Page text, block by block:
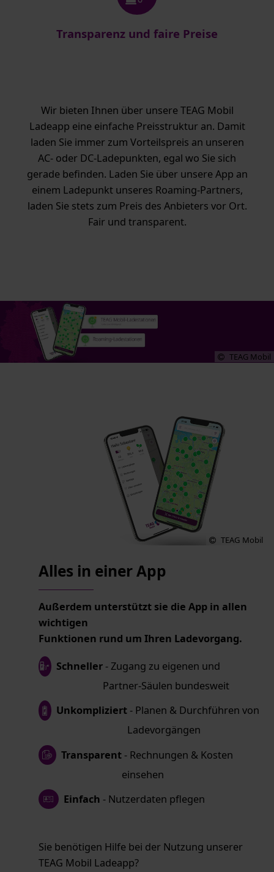
Transparenz und faire Preise
Wir bieten Ihnen über unsere TEAG Mobil
Ladeapp eine einfache Preisstruktur an. Damit
laden Sie immer zum Vorteilspreis an unseren
AC- oder DC-Ladepunkten, egal wo Sie sich
gerade befinden. Laden Sie über unsere App an
einem Ladepunkt unseres Roaming-Partners,
laden Sie stets zum Preis des Anbieters vor Ort.
Fair und transparent.
TEAG Mobil
TEAG Mobil
Alles in einer App
Außerdem unterstützt sie die App in allen
wichtigen
Funktionen rund um Ihren Ladevorgang.
Schneller- Zugang zu eigenen und
Partner-Säulen bundesweit
Unkompliziert- Planen & Durchführen von
Ladevorgängen
Transparent- Rechnungen & Kosten
einsehen
Einfach - Nutzerdaten pflegen
Sie benötigen Hilfe bei der Nutzung unserer
TEAG Mobil Ladeapp?